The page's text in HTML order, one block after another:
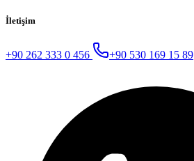
İletişim
+90 262 333 0 456 +90 530 169 15 89